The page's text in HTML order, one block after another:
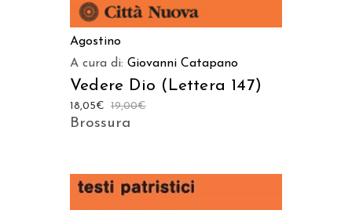
Agostino
A cura di: Giovanni Catapano
Vedere Dio (Lettera 147)
19,00€
18,05€
Brossura